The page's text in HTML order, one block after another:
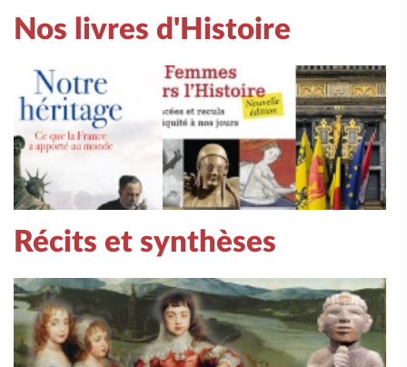
Nos livres d'Histoire
Récits et synthèses